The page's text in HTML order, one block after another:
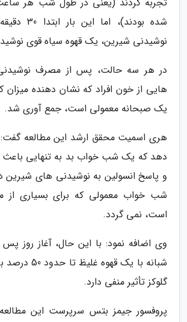
شده بودند)،
نوشیدنی شیرین، یک قهوه سیاه قوی
در هر سه حالت، پس از مصرف نوشیدنی
هایی از خون افراد که نشان دهنده میزان
یک صبحانه معمولی است، جمع آوری شد.
هری اسمیت محقق ارشد این مطالعه
دهد که یک شب خواب بد به تنهایی
و پاسخ انسولین به نوشیدنی های شیرین
شب خواب معمولی که برای بسیاری
است، نمی گردد.
وی اضافه نمود: با این حال، آغاز روز
شبانه با یک قهوه
گلوکز تأثیر منفی دارد.
پروفسور جیمز بتس سرپرست این